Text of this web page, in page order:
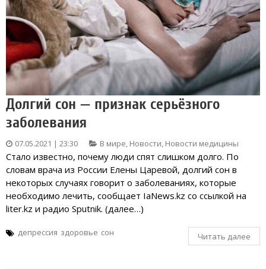
Долгий сон — признак серьёзного
заболевания
07.05.2021 | 23:30 В мире, Новости, Новости медицины
Стало известно, почему люди спят слишком долго. По
словам врача из России Елены Царевой, долгий сон в
некоторых случаях говорит о заболеваниях, которые
необходимо лечить, сообщает IaNews.kz со ссылкой на
liter.kz и радио Sputnik. (далее…)
депрессия здоровье сон Читать далее